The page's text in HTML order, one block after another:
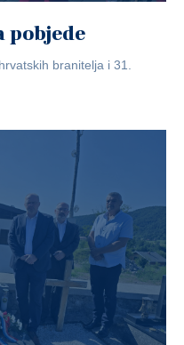
pobjede
branitelja i 31.